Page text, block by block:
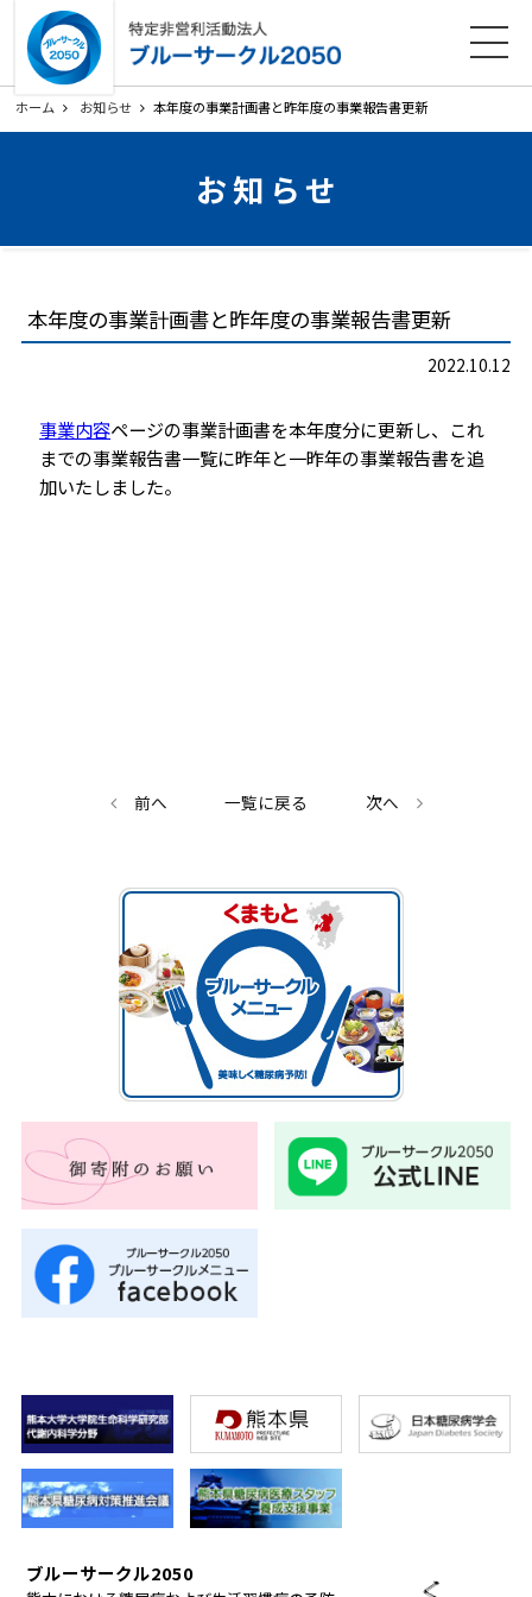
ホーム お知らせ 本年度の事業計画書と昨年度の事業報告書更新
お知らせ
本年度の事業計画書と昨年度の事業報告書更新
2022.10.12
事業内容ページの事業計画書を本年度分に更新し、これ
までの事業報告書一覧に昨年と一昨年の事業報告書を追
加いたしました。
前へ 一覧に戻る 次へ
ブルーサークル2050
ホーム
活動内容 各種ダウンロード
サイトマップ